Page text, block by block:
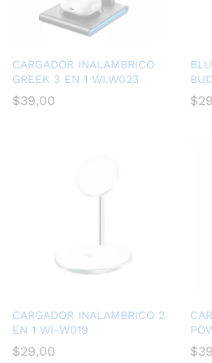
CARGADOR INALAMBRICO
GREEK 3 EN 1 WI.W023
$39,00 $
CARGADOR INALAMBRICO 2
EN 1 WI-W019
$29,00 $